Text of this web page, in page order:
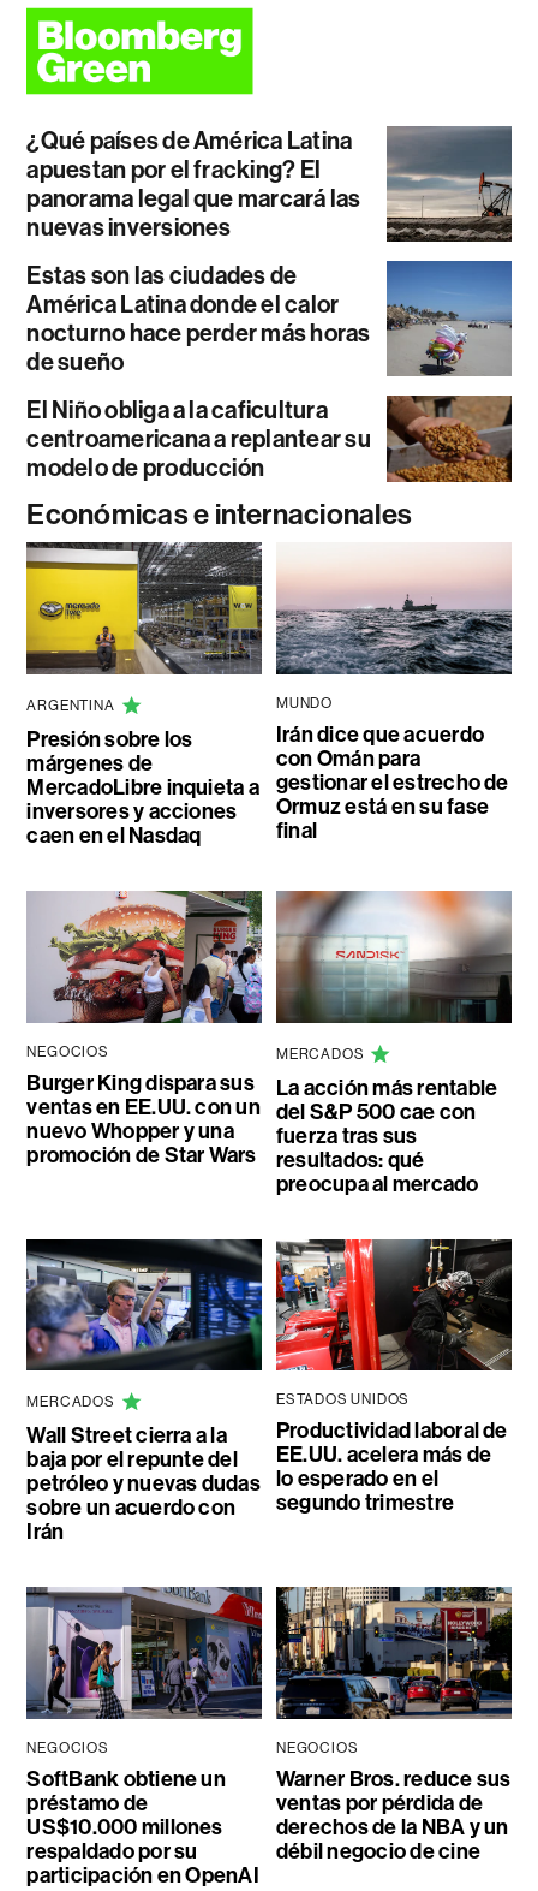
¿Qué países de América Latina
apuestan por el fracking? El
panorama legal que marcará las
nuevas inversiones
Estas son las ciudades de
América Latina donde el calor
nocturno hace perder más horas
de sueño
El Niño obliga a la caficultura
centroamericana a replantear su
modelo de producción
Económicas e internacionales
ARGENTINA
Presión sobre los
márgenes de
MercadoLibre inquieta a
inversores y acciones
caen en el Nasdaq
MUNDO
Irán dice que acuerdo
con Omán para
gestionar el estrecho de
Ormuz está en su fase
final
NEGOCIOS
Burger King dispara sus
ventas en EE.UU. con un
nuevo Whopper y una
promoción de Star Wars
MERCADOS
La acción más rentable
del S&P 500 cae con
fuerza tras sus
resultados: qué
preocupa al mercado
MERCADOS
Wall Street cierra a la
baja por el repunte del
petróleo y nuevas dudas
sobre un acuerdo con
Irán
ESTADOS UNIDOS
Productividad laboral de
EE.UU. acelera más de
lo esperado en el
segundo trimestre
NEGOCIOS
SoftBank obtiene un
préstamo de
US$10.000 millones
respaldado por su
participación en OpenAI
NEGOCIOS
Warner Bros. reduce sus
ventas por pérdida de
derechos de la NBA y un
débil negocio de cine